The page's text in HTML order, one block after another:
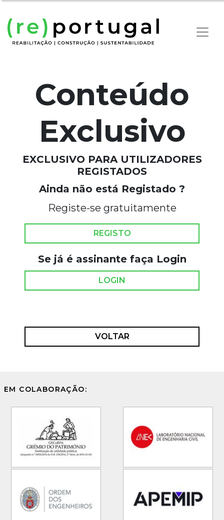
Conteúdo
Exclusivo
EXCLUSIVO PARA UTILIZADORES
REGISTADOS
Ainda não está Registado ?
Registe-se gratuitamente
REGISTO
Se já é assinante faça Login
LOGIN
VOLTAR
EM COLABORAÇÃO: